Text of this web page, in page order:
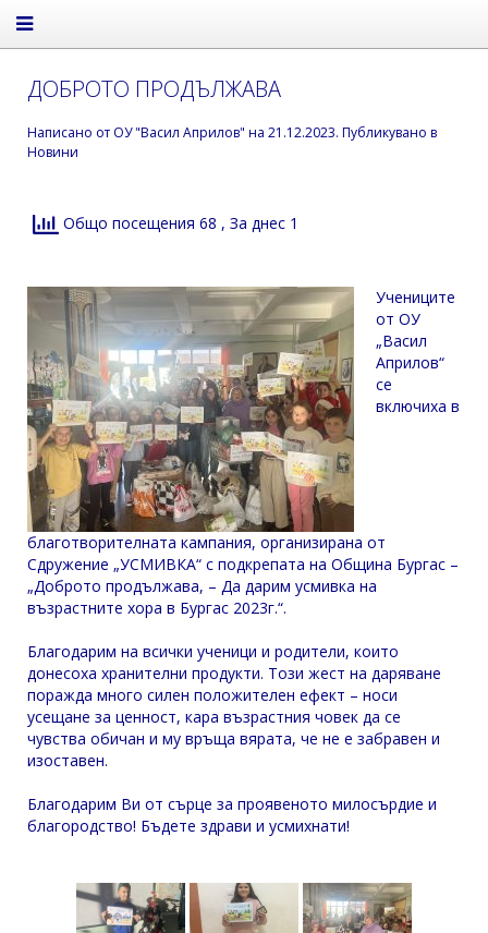
ДОБРОТО ПРОДЪЛЖАВА
Написано от ОУ "Васил Априлов" на 21.12.2023. Публикувано в
Новини
Общо посещения 68 , За днес 1
Учениците
от ОУ
„Васил
Априлов“
се
включиха в
благотворителната кампания, организирана от
Сдружение „УСМИВКА“ с подкрепата на Община Бургас –
„Доброто продължава, – Да дарим усмивка на
възрастните хора в Бургас 2023г.“.
Благодарим на всички ученици и родители, които
донесоха хранителни продукти. Този жест на даряване
поражда много силен положителен ефект – носи
усещане за ценност, кара възрастния човек да се
чувства обичан и му връща вярата, че не е забравен и
изоставен.
Благодарим Ви от сърце за проявеното милосърдие и
благородство! Бъдете здрави и усмихнати!